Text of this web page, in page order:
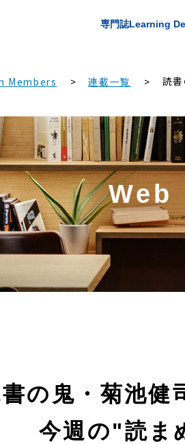
専門誌Learning
Members 連載一覧 読
の鬼・菊池健
今週の"読ま